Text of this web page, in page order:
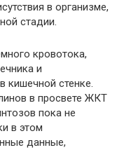
в организме,
стадии.
кровотока,
и
кишечной стенке.
в просвете ЖКТ
пока не
в этом
данные,